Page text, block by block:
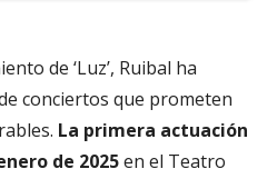
de ‘Luz’, Ruibal ha
conciertos que prometen
La primera actuación
de 2025en el Teatro